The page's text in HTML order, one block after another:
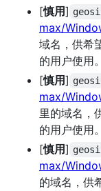
[慎用]
max/
域名，供希
的用户使用。
[慎用]
max/
里的域名，
的用户使用。
[慎用]
max/
的域名，供